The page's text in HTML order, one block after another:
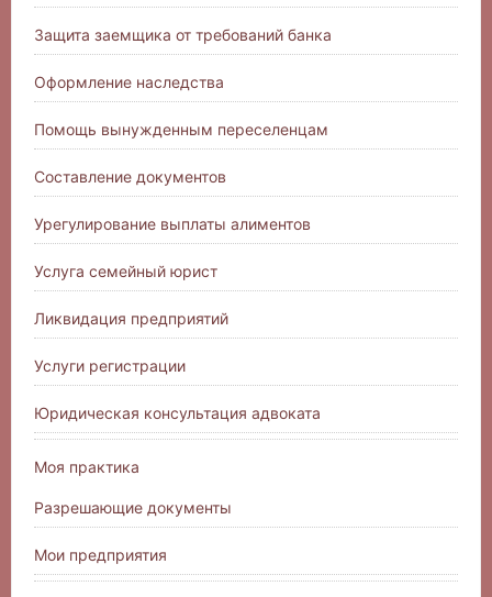
Защита заемщика от требований банка
Оформление наследства
Помощь вынужденным переселенцам
Составление документов
Урегулирование выплаты алиментов
Услуга семейный юрист
Ликвидация предприятий
Услуги регистрации
Юридическая консультация адвоката
Моя практика
Разрешающие документы
Мои предприятия